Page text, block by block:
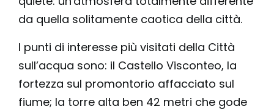
da quella solitamente caotica della città.
I punti di interesse più visitati della Città
sull’acqua sono: il Castello Visconteo, la
fortezza sul promontorio affacciato sul
fiume; la torre alta ben 42 metri che gode